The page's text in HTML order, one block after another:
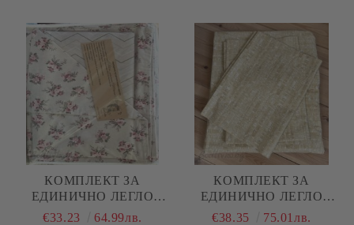
КОМПЛЕКТ ЗА
ЕДИНИЧНО ЛЕГЛО
"ЦВЕТЯ"
€33.23 64.99лв.
КОМПЛЕКТ ЗА
ЕДИНИЧНО ЛЕГЛО
"ЖЪЛТ МЕЛАНЖ"
€38.35 75.01лв.